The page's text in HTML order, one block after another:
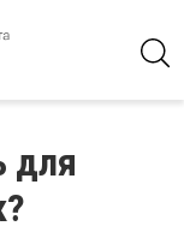
для